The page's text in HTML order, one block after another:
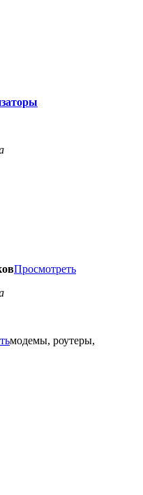
Просмотреть
модемы, роутеры,